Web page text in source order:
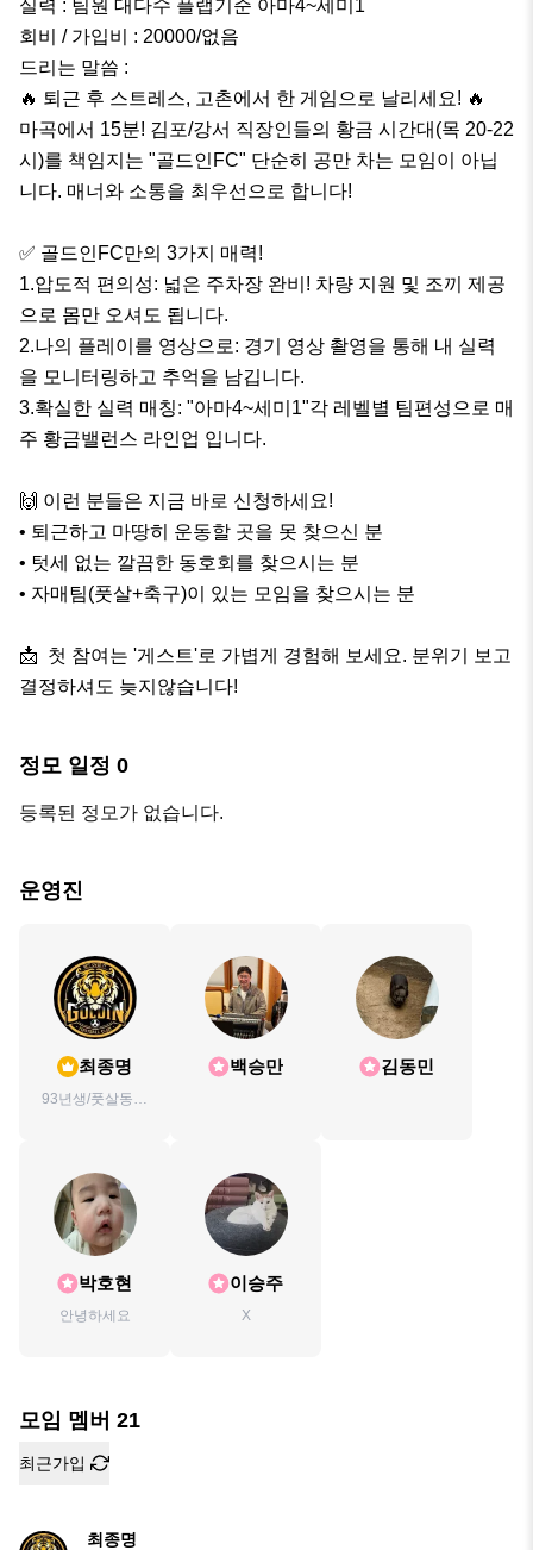
실력 : 팀원 대다수 플랩기준 아마4~세미1
회비 / 가입비 : 20000/없음
드리는 말씀 :
​🔥 퇴근 후 스트레스, 고촌에서 한 게임으로 날리세요! 🔥
​마곡에서 15분! 김포/강서 직장인들의 황금 시간대(목 20-22
시)를 책임지는 "골드인FC" 단순히 공만 차는 모임이 아닙
니다. 매너와 소통을 최우선으로 합니다!
​✅ 골드인FC만의 3가지 매력!
1.압도적 편의성: 넓은 주차장 완비! 차량 지원 및 조끼 제공
으로 몸만 오셔도 됩니다.
2.나의 플레이를 영상으로: 경기 영상 촬영을 통해 내 실력
을 모니터링하고 추억을 남깁니다.
3.​확실한 실력 매칭: "아마4~세미1"각 레벨별 팀편성으로 매
주 황금밸런스 라인업 입니다.
​🙌 이런 분들은 지금 바로 신청하세요!
•​ 퇴근하고 마땅히 운동할 곳을 못 찾으신 분
•​ 텃세 없는 깔끔한 동호회를 찾으시는 분
• 자매팀(풋살+축구)이 있는 모임을 찾으시는 분
​​📩  첫 참여는 '게스트'로 가볍게 경험해 보세요. 분위기 보고
결정하셔도 늦지않습니다!
정모 일정 0
등록된 정모가 없습니다.
운영진
최종명
93년생/풋살동호
백승만 김동민
박호현
안녕하세요
이승주
X
모임 멤버 21
최근가입
최종명